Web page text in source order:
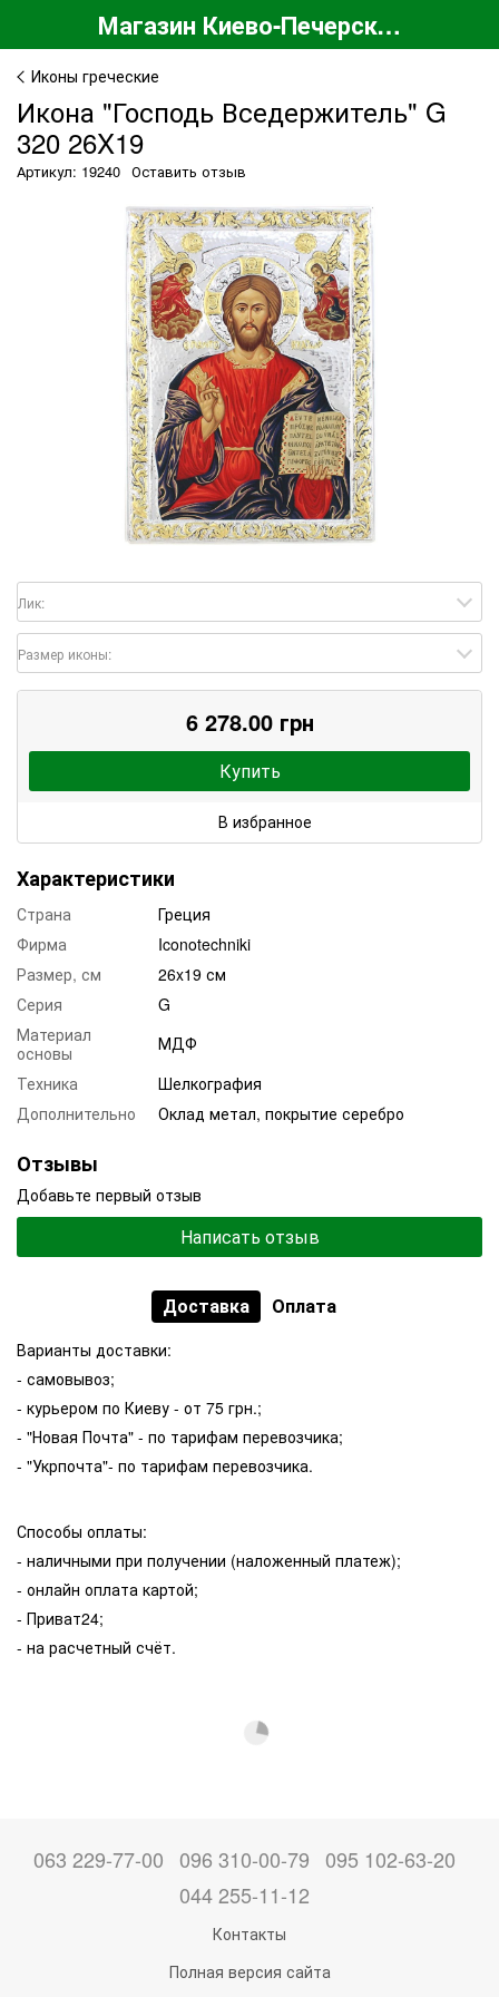
Магазин Киево-Печерской Лавры
Иконы греческие
Икона "Господь Вседержитель" G
320 26X19
Артикул: 19240 Оставить отзыв
Лик:
Размер иконы:
6 278.00 грн
Купить
В избранное
Характеристики
Страна
Греция
Фирма
Iconotechniki
Размер, см
26x19 см
Серия
G
Материал
основы
МДФ
Техника
Шелкография
Дополнительно
Оклад метал, покрытие серебро
Отзывы
Добавьте первый отзыв
Написать отзыв
Доставка Оплата
Варианты доставки:
- самовывоз;
- курьером по Киеву - от 75 грн.;
- "Новая Почта" - по тарифам перевозчика;
- "Укрпочта"- по тарифам перевозчика.
Способы оплаты:
- наличными при получении (наложенный платеж);
- онлайн оплата картой;
- Приват24;
- на расчетный счёт.
063 229-77-00 096 310-00-79 095 102-63-20
044 255-11-12
Контакты
Полная версия сайта